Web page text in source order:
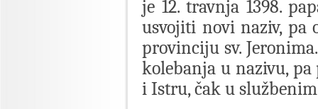
je 12. travnja 1398.
usvojiti novi naziv, pa
provinciju sv.
kolebanja u nazivu, pa
i Istru, čak u